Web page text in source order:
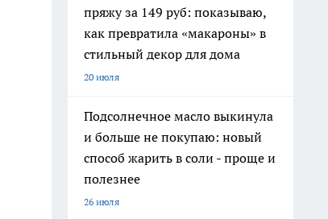
пряжу за 149 руб: показываю,
как превратила «макароны» в
стильный декор для дома
20 июля
Подсолнечное масло выкинула
и больше не покупаю: новый
способ жарить в соли - проще и
полезнее
26 июля